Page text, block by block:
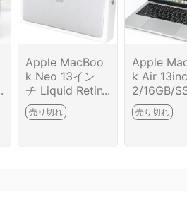
Apple MacBoo
k Neo 13イン
チ Liquid Retina
ディスプレイ M
HFA4J/A [シル
944-2G10
売り切れ
Apple
k Air
2/16GB/
6GB
13-2G10
売り切れ